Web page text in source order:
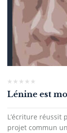
Lénine est
L’écriture réussit
projet commun